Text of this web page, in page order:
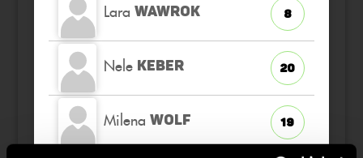
Lara WAWROK 8
Nele KEBER 20
Milena WOLF 19